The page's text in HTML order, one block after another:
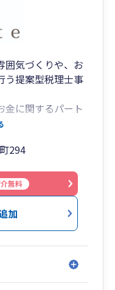
囲気づくりや、お
う提案型税理士事
金に関するパート
おります。
た幅広い提案が
弥生）に強い
高いコストパフ
金対策、金融機
294
無料
加